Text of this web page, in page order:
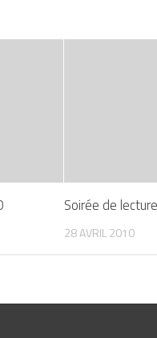
Soirée de
28 AVRIL 2010